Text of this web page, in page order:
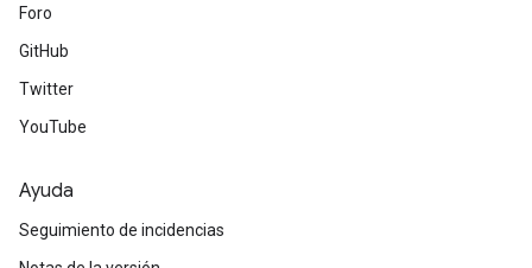
Foro
GitHub
Twitter
YouTube
Ayuda
Seguimiento de incidencias